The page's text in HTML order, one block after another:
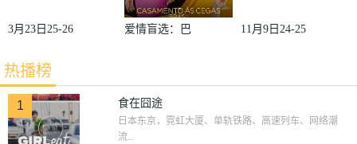
3月23日25-26
轮雷恩VS梅
斯
爱情盲选：巴
11月9日24-25
利
热播榜
1 食在囧途
日本东京，霓虹大厦、单轨铁路、高速列车、网络潮
流...